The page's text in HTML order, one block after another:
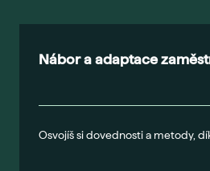
Nábor a adaptace
Osvojíš si dovednosti a metody,